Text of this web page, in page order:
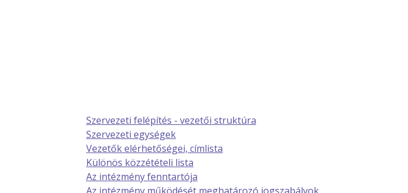
Szervezeti felépítés - vezetői struktúra
Szervezeti egységek
Vezetők elérhetőségei, címlista
Különös közzétételi lista
Az intézmény fenntartója